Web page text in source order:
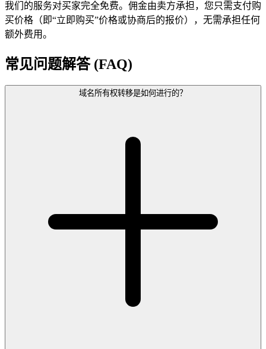
我们的服务对买家完全免费。佣金由卖方承担，您只需支付购
买价格（即“立即购买”价格或协商后的报价），无需承担任何
额外费用。
常见问题解答 (FAQ)
域名所有权转移是如何进行的？